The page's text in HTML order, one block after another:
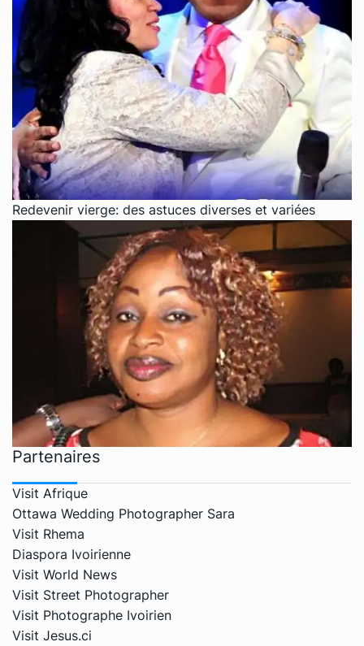
Redevenir vierge: des astuces diverses et variées
Partenaires
Visit Afrique
Ottawa Wedding Photographer Sara
Visit Rhema
Diaspora Ivoirienne
Visit World News
Visit Street Photographer
Visit Photographe Ivoirien
Visit Jesus.ci